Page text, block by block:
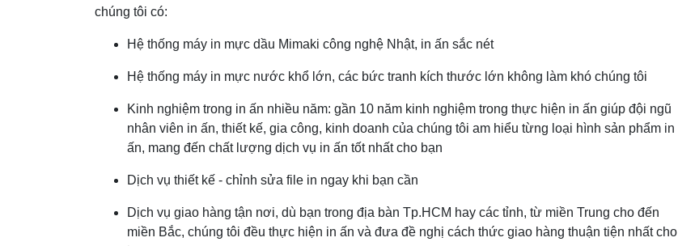
chúng tôi có:
Hệ thống máy in mực dầu Mimaki công nghệ Nhật, in ấn sắc nét
Hệ thống máy in mực nước khổ lớn, các bức tranh kích thước lớn không làm khó chúng tôi
Kinh nghiệm trong in ấn nhiều năm: gần 10 năm kinh nghiệm trong thực hiện in ấn giúp đội ngũ
nhân viên in ấn, thiết kế, gia công, kinh doanh của chúng tôi am hiểu từng loại hình sản phẩm in
ấn, mang đến chất lượng dịch vụ in ấn tốt nhất cho bạn
Dịch vụ thiết kế - chỉnh sửa file in ngay khi bạn cần
Dịch vụ giao hàng tận nơi, dù bạn trong địa bàn Tp.HCM hay các tỉnh, từ miền Trung cho đến
miền Bắc, chúng tôi đều thực hiện in ấn và đưa đề nghị cách thức giao hàng thuận tiện nhất cho